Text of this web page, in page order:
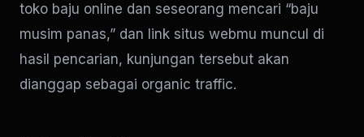
toko baju online dan seseorang mencari “baju
musim panas,” dan link situs webmu muncul di
hasil pencarian, kunjungan tersebut akan
dianggap sebagai organic traffic.